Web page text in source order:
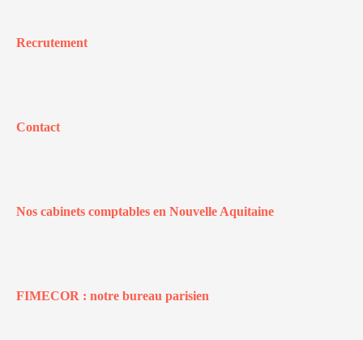
Recrutement
Contact
Nos cabinets comptables en Nouvelle Aquitaine
FIMECOR : notre bureau parisien